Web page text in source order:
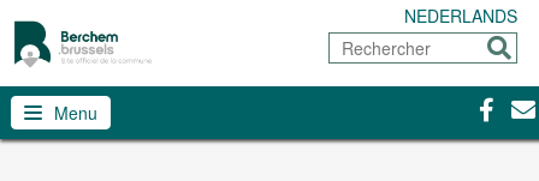
NEDERLANDS
Rechercher
Menu